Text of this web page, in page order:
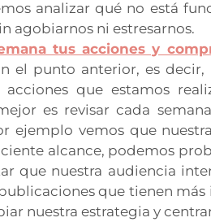
analizar qué no está
agobiarnos ni estresarnos.
tus acciones y
el punto anterior, es
que estamos
es revisar cada
ejemplo vemos que
alcance, podemos
que nuestra audiencia
que tienen más
nuestra estrategia y